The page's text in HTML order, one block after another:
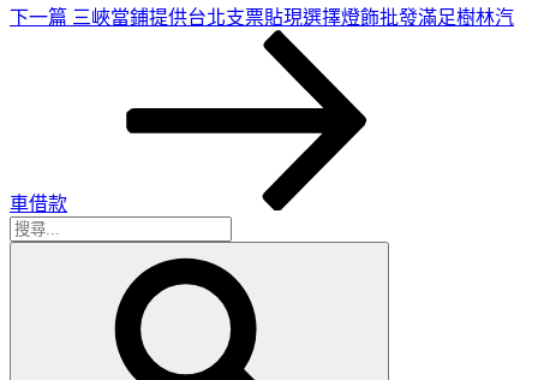
下
下一篇 三峽當鋪提供台北支票貼現選擇燈飾批發滿足樹林汽
車借款
搜